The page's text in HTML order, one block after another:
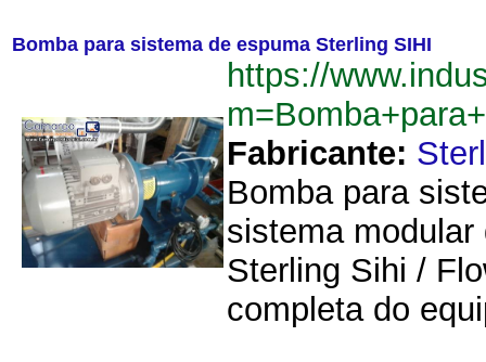
Bomba para sistema de espuma Sterling SIHI
https://
Fabricante:
Bomba para
sistema
Sterling Sihi /
completa do